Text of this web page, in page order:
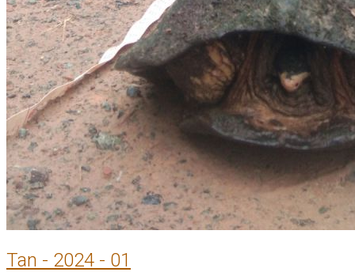
Tan - 2024 - 01